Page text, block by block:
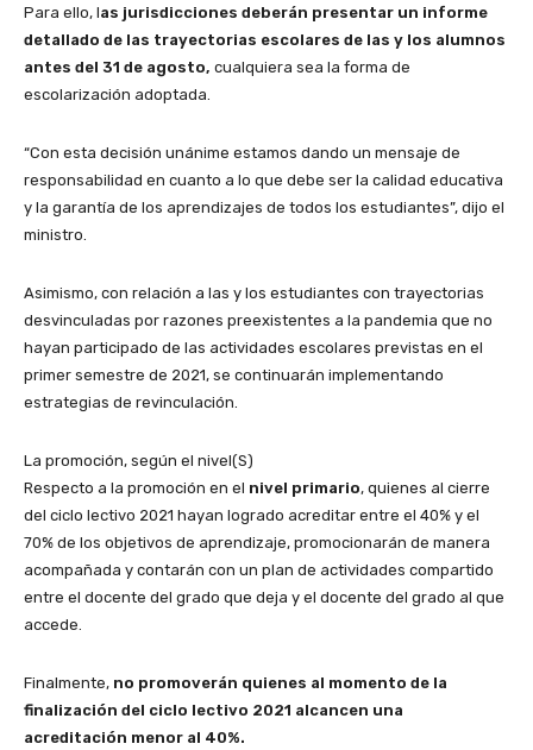
Para ello, las jurisdicciones deberán presentar un informe
detallado de las trayectorias escolares de las y los alumnos
antes del 31 de agosto, cualquiera sea la forma de
escolarización adoptada.
“Con esta decisión unánime estamos dando un mensaje de
responsabilidad en cuanto a lo que debe ser la calidad educativa
y la garantía de los aprendizajes de todos los estudiantes”, dijo el
ministro.
Asimismo, con relación a las y los estudiantes con trayectorias
desvinculadas por razones preexistentes a la pandemia que no
hayan participado de las actividades escolares previstas en el
primer semestre de 2021, se continuarán implementando
estrategias de revinculación.
La promoción, según el nivel(S)
Respecto a la promoción en el nivel primario, quienes al cierre
del ciclo lectivo 2021 hayan logrado acreditar entre el 40% y el
70% de los objetivos de aprendizaje, promocionarán de manera
acompañada y contarán con un plan de actividades compartido
entre el docente del grado que deja y el docente del grado al que
accede.
Finalmente, no promoverán quienes al momento de la
finalización del ciclo lectivo 2021 alcancen una
acreditación menor al 40%.